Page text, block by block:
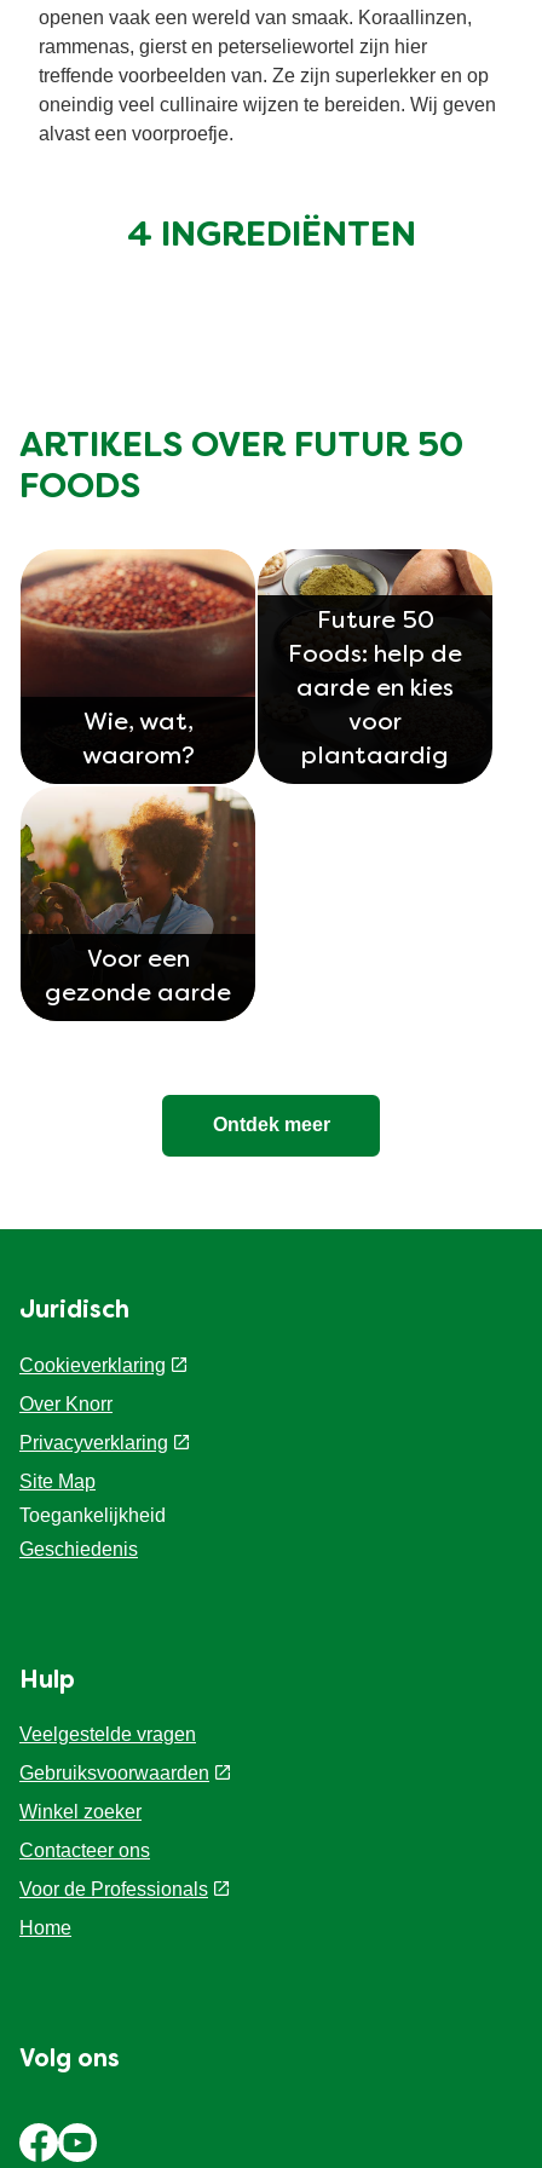
Vegetarisch
Ingrediënten
Kruiding
Groentewraps
openen vaak een wereld van smaak. Koraallinzen,
rammenas, gierst en peterseliewortel zijn hier
treffende voorbeelden van. Ze zijn superlekker en op
oneindig veel cullinaire wijzen te bereiden. Wij geven
alvast een voorproefje.
4 INGREDIËNTEN
ARTIKELS OVER FUTUR 50
FOODS
Wie, wat,
waarom?
Future 50
Foods: help de
aarde en kies
voor
plantaardig
Voor een
gezonde aarde
Ontdek meer
Juridisch
Cookieverklaring
Over Knorr
Privacyverklaring
Site Map
Toegankelijkheid
Geschiedenis
Hulp
Veelgestelde vragen
Gebruiksvoorwaarden
Winkel zoeker
Contacteer ons
Voor de Professionals
Home
Volg ons